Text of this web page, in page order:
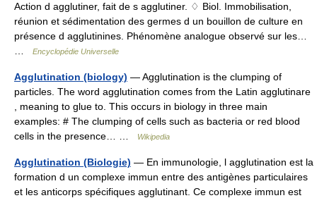
Action d agglutiner, fait de s agglutiner. ♢ Biol. Immobilisation,
réunion et sédimentation des germes d un bouillon de culture en
présence d agglutinines. Phénomène analogue observé sur les…
Encyclopédie Universelle
Agglutination (biology) — Agglutination is the clumping of
particles. The word agglutination comes from the Latin agglutinare
, meaning to glue to. This occurs in biology in three main
examples: # The clumping of cells such as bacteria or red blood
cells in the presence… …
Wikipedia
Agglutination (Biologie) — En immunologie, l agglutination est la
formation d un complexe immun entre des antigènes particulaires
et les anticorps spécifiques agglutinant. Ce complexe immun est